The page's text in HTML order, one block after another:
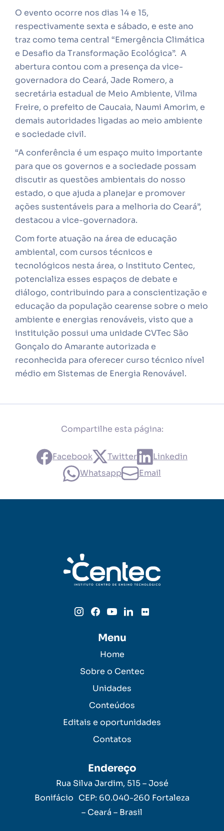
O evento ocorre nos dias 14 e 15,
respectivamente sexta e sábado, e este ano
traz como tema central “Emergência Climática
e Desafio da Transformação Ecológica”. A
abertura contou com a presença da vice-
governadora do Ceará, Jade Romero, a
secretária estadual de Meio Ambiente, Vilma
Freire, o prefeito de Caucaia, Naumi Amorim, e
demais autoridades ligadas ao meio ambiente
e sociedade civil.
“A conferência é um espaço muito importante
para que os governos e a sociedade possam
discutir as questões ambientais do nosso
estado, o que ajuda a planejar e promover
ações sustentáveis para a melhoria do Ceará”,
destacou a vice-governadora.
Com forte atuação na área de educação
ambiental, com cursos técnicos e
tecnológicos nesta área, o Instituto Centec,
potencializa esses espaços de debate e
diálogo, contribuindo para a conscientização e
educação da população cearense sobre o meio
ambiente e energias renováveis, visto que a
instituição possui uma unidade CVTec São
Gonçalo do Amarante autorizada e
reconhecida para oferecer curso técnico nível
médio em Sistemas de Energia Renovável.
Compartilhe esta página:
Facebook Twitter
Linkedin
Whatsapp
Email
Menu
Home
Sobre o Centec
Unidades
Conteúdos
Editais e oportunidades
Contatos
Endereço
Rua Silva Jardim, 515 – José
Bonifácio CEP: 60.040-260 Fortaleza
– Ceará – Brasil